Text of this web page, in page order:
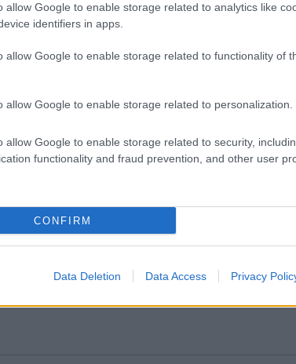
allow Google to enable storage related to analytics like
identifiers in apps.
allow Google to enable storage related to functionality of
allow Google to enable storage related to personalization.
allow Google to enable storage related to security,
functionality and fraud prevention, and other user
CONFIRM
Data Deletion Data Access Privacy
Invia un Comunicato Stampa|Pubblicità|
e ricevi le nostre email periodiche contenenti le ultime